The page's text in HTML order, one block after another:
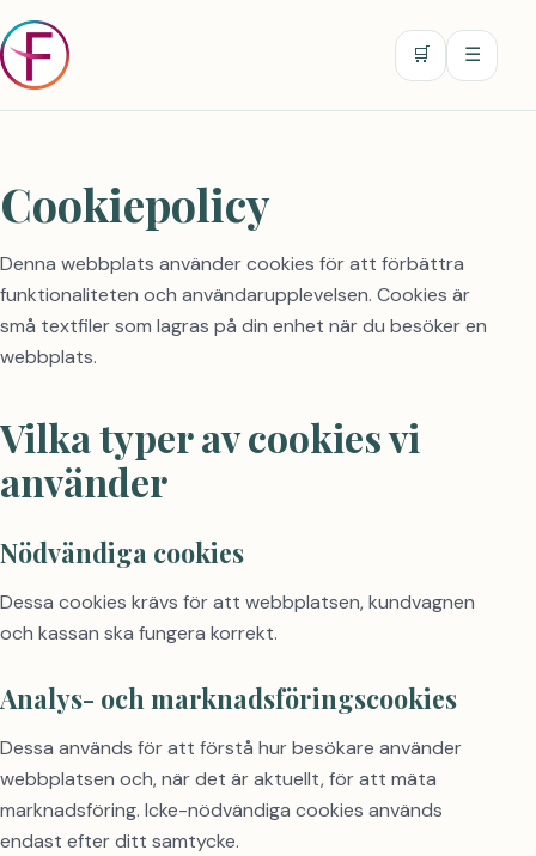
🛒
0 ☰
Cookiepolicy
Denna webbplats använder cookies för att förbättra
funktionaliteten och användarupplevelsen. Cookies är
små textfiler som lagras på din enhet när du besöker en
webbplats.
Vilka typer av cookies vi
använder
Nödvändiga cookies
Dessa cookies krävs för att webbplatsen, kundvagnen
och kassan ska fungera korrekt.
Analys- och marknadsföringscookies
Dessa används för att förstå hur besökare använder
webbplatsen och, när det är aktuellt, för att mäta
marknadsföring. Icke-nödvändiga cookies används
endast efter ditt samtycke.